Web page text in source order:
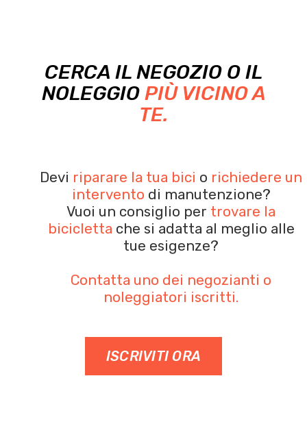
CERCA IL NEGOZIO O IL
NOLEGGIO PIÙ VICINO A
TE.
Devi riparare la tua bici o richiedere un
intervento di manutenzione?
Vuoi un consiglio per trovare la
bicicletta che si adatta al meglio alle
tue esigenze?
Contatta uno dei negozianti o
noleggiatori iscritti.
ISCRIVITI ORA